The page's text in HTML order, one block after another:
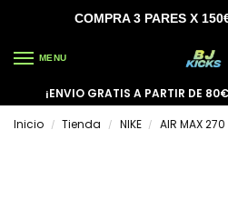
COMPRA 3 PARES X
MENU
¡ENVIO GRATIS A PARTIR DE
Inicio
/ Tienda / NIKE / AIR MAX 270